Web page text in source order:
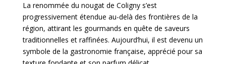
La renommée du nougat de Coligny s’est
progressivement étendue au-delà des frontières de la
région, attirant les gourmands en quête de saveurs
traditionnelles et raffinées. Aujourd’hui, il est devenu un
symbole de la gastronomie française, apprécié pour sa